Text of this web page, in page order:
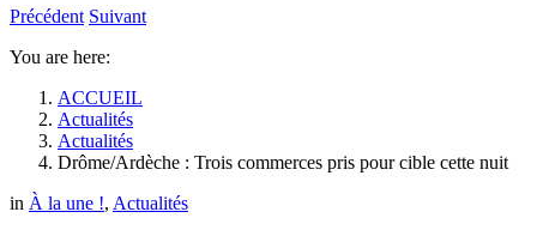
Précédent Suivant
You are here:
ACCUEIL
Actualités
Actualités
Drôme/Ardèche : Trois commerces pris pour cible cette nuit
in À la une !, Actualités